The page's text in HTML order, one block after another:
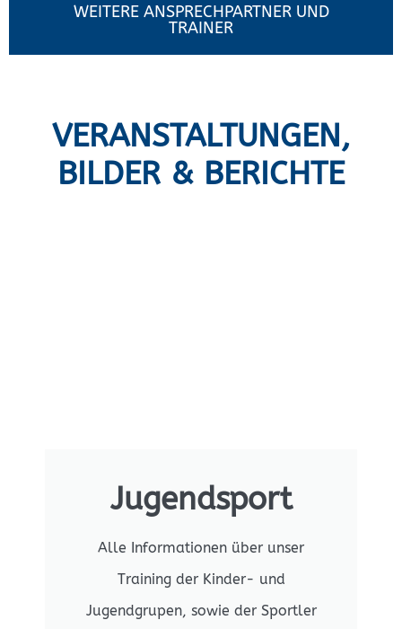
WEITERE ANSPRECHPARTNER UND
TRAINER
VERANSTALTUNGEN,
BILDER & BERICHTE
Jugendsport
Alle Informationen über unser
Training der Kinder- und
Jugendgrupen, sowie der Sportler